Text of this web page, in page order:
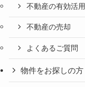
不動産の有効活用
不動産の売却
よくあるご質問
物件をお探しの方